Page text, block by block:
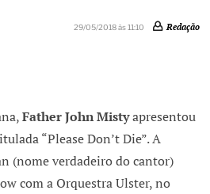
29/05/2018 às 11:10 Redação
Father John Mistyapresentou
“Please Don’t Die”. A
(nome verdadeiro do cantor)
com a Orquestra Ulster, no